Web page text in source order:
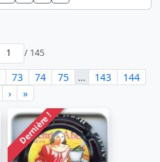
/ 145
73 74 75 … 143
144
› »
Dernière !